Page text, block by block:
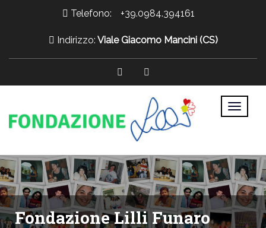
Telefono: +39.0984.394161
Indirizzo: Viale Giacomo Mancini (CS)
>